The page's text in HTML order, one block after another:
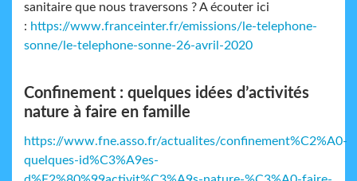
sanitaire que nous traversons ? A écouter ici
: https://www.franceinter.fr/emissions/le-telephone-
sonne/le-telephone-sonne-26-avril-2020
Confinement : quelques idées d’activités
nature à faire en famille
https://www.fne.asso.fr/actualites/confinement%C2%A0-
quelques-id%C3%A9es-